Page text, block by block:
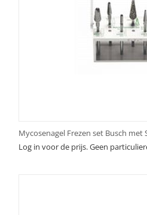
Mycosenagel Frezen set Busch met
Log in voor de prijs. Geen